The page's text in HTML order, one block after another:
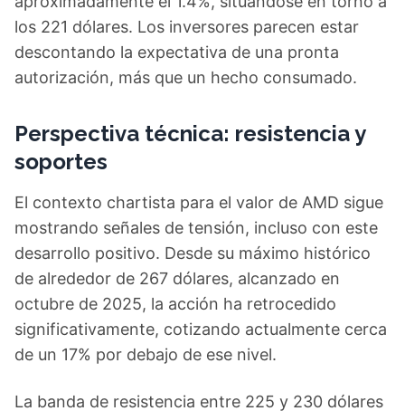
los 221 dólares. Los inversores parecen estar
descontando la expectativa de una pronta
autorización, más que un hecho consumado.
Perspectiva técnica: resistencia y
soportes
El contexto chartista para el valor de AMD sigue
mostrando señales de tensión, incluso con este
desarrollo positivo. Desde su máximo histórico
de alrededor de 267 dólares, alcanzado en
octubre de 2025, la acción ha retrocedido
significativamente, cotizando actualmente cerca
de un 17% por debajo de ese nivel.
La banda de resistencia entre 225 y 230 dólares